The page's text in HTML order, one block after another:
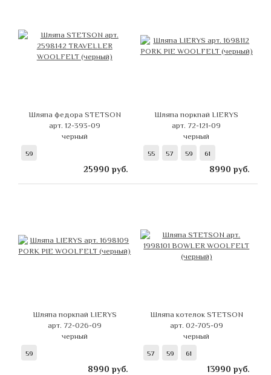
Шляпа федора STETSON
арт. 12-393-09
черный
59
25990 руб.
Шляпа поркпай LIERYS
арт. 72-121-09
черный
55 57 59 61
8990 руб.
Шляпа поркпай LIERYS
арт. 72-026-09
черный
59
8990 руб.
Шляпа котелок STETSON
арт. 02-705-09
черный
57 59 61
13990 руб.